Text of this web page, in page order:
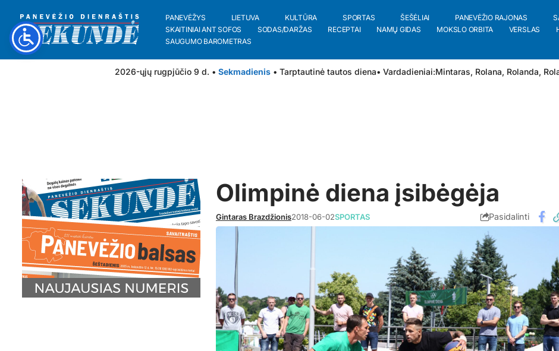
PANEVĖŽYS LIETUVA KULTŪRA SPORTAS ŠEŠĖLIAI PANEVĖŽIO RAJONAS
SKAITINIAI ANT SOFOS
SODAS/DARŽAS RECEPTAI NAMŲ GIDAS MOKSLO ORBITA VERSLAS
SAUGUMO BAROMETRAS
2026-ųjų rugpjūčio 9 d. • Sekmadienis • Tarptautinė tautos diena• Vardadieniai:Mintaras, Rolana, Rolanda,
Olimpinė diena įsibėgėja
Gintaras Brazdžionis2018-06-02SPORTAS Pasidalinti